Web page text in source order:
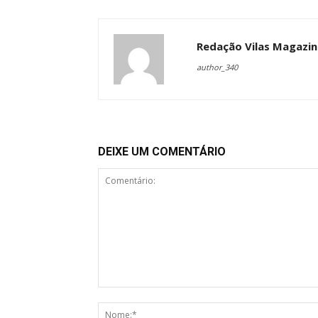
Redação Vilas
author_340
DEIXE UM COMENTÁRIO